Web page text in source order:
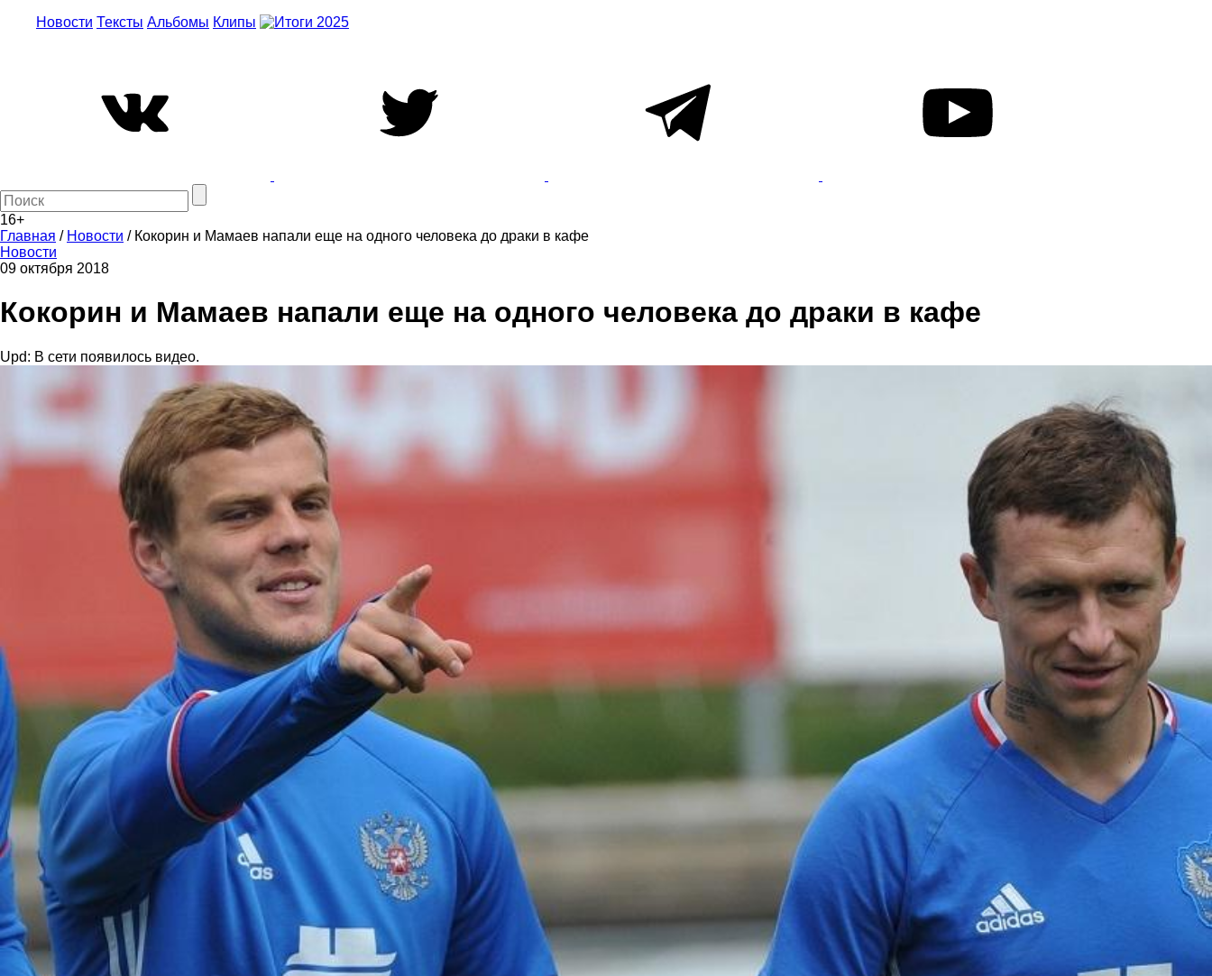
Новости Тексты Альбомы Клипы
16+
Главная / Новости / Кокорин и Мамаев напали еще на одного человека до драки в кафе
Новости
09 октября 2018
Кокорин и Мамаев напали еще на одного человека до драки в кафе
Upd: В сети появилось видео.